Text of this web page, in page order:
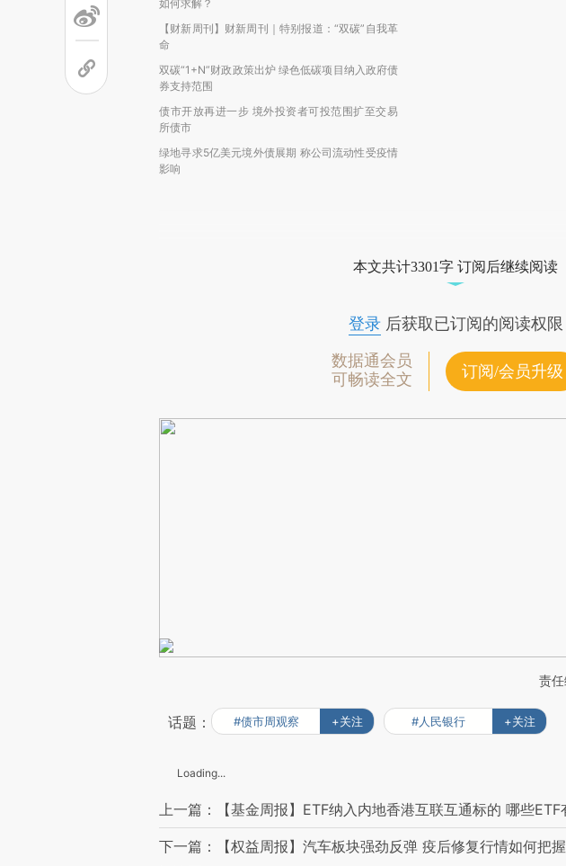
如何求解？
【财新周刊】财新周刊｜特别报道：“双碳”自我革
命
双碳“1+N”财政政策出炉 绿色低碳项目纳入政府债
券支持范围
债市开放再进一步 境外投资者可投范围扩至交易
所债市
绿地寻求5亿美元境外债展期 称公司流动性受疫情
影响
本文共计3301字 订阅后继续阅读
登录后获取已订阅的阅读权限
数据通会员
可畅读全文
订阅/会员升级
责
话题： #债市周观察 +关注 #人民银行 +关注
Loading...
上一篇：【基金周报】ETF纳入内地香港互联互通标的 哪些ETF
下一篇：【权益周报】汽车板块强劲反弹 疫后修复行情如何把握